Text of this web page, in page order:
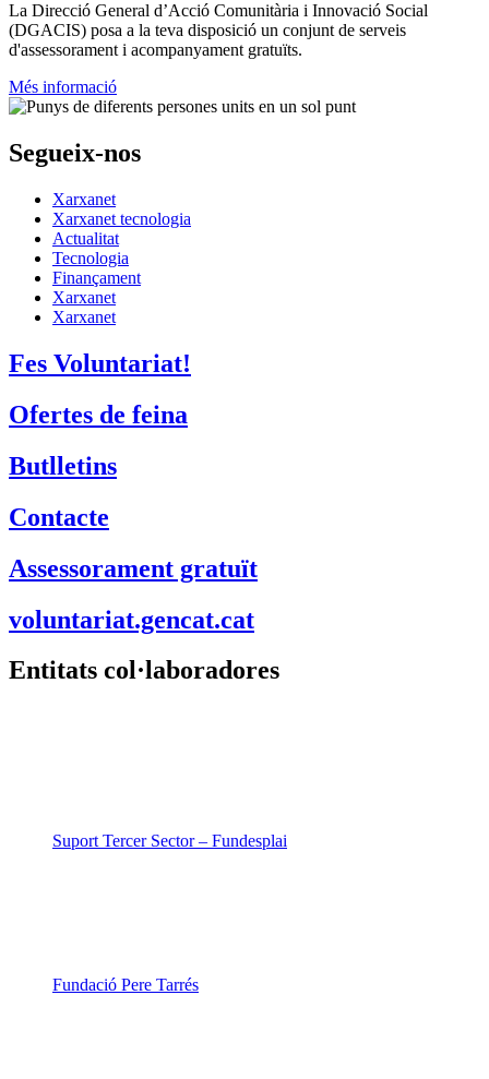
La Direcció General d’Acció Comunitària i Innovació Social
(DGACIS) posa a la teva disposició un conjunt de serveis
d'assessorament i acompanyament gratuïts.
Més informació
Segueix-nos
Xarxanet
Xarxanet tecnologia
Actualitat
Tecnologia
Finançament
Xarxanet
Xarxanet
Fes Voluntariat!
Ofertes de feina
Butlletins
Contacte
Assessorament gratuït
voluntariat.gencat.cat
Entitats col·laboradores
Suport Tercer Sector – Fundesplai
Fundació Pere Tarrés